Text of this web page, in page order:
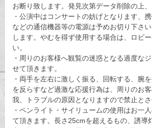
お断り致します。発見次第データ削除の上、
・公演中はコンサートの妨げとなります、
などの通信機器等の電源は予めお切り下さ
します。やむを得ず使用する場合は、ロビ
い。
・周りのお客様へ観覧の迷惑となる過度な
せて頂きます。
・両手を左右に激しく振る、回転する、腕
を反らすなど過激な応援行為は、周りのお
我、トラブルの原因となりますので禁止とさ
・ペンライト・サイリュームの使用はお一
て頂きます。長さ25cmを超えるもの、誘導